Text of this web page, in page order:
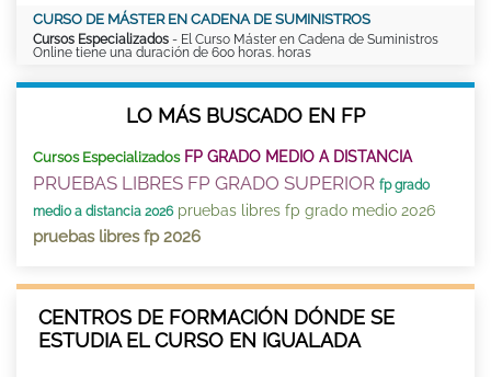
CURSO DE MÁSTER EN CADENA DE SUMINISTROS
Cursos Especializados - El Curso Máster en Cadena de Suministros
Online tiene una duración de 600 horas. horas
LO MÁS BUSCADO EN FP
Cursos Especializados FP GRADO MEDIO A DISTANCIA
PRUEBAS LIBRES FP GRADO SUPERIOR fp grado
medio a distancia 2026 pruebas libres fp grado medio 2026
pruebas libres fp 2026
CENTROS DE FORMACIÓN DÓNDE SE
ESTUDIA EL CURSO EN IGUALADA